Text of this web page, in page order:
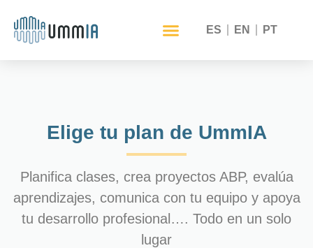
ES EN PT
Elige tu plan de UmmIA
Planifica clases, crea proyectos ABP, evalúa
aprendizajes, comunica con tu equipo y apoya
tu desarrollo profesional…. Todo en un solo
lugar